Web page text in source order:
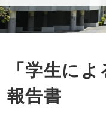
「学生に
報告書